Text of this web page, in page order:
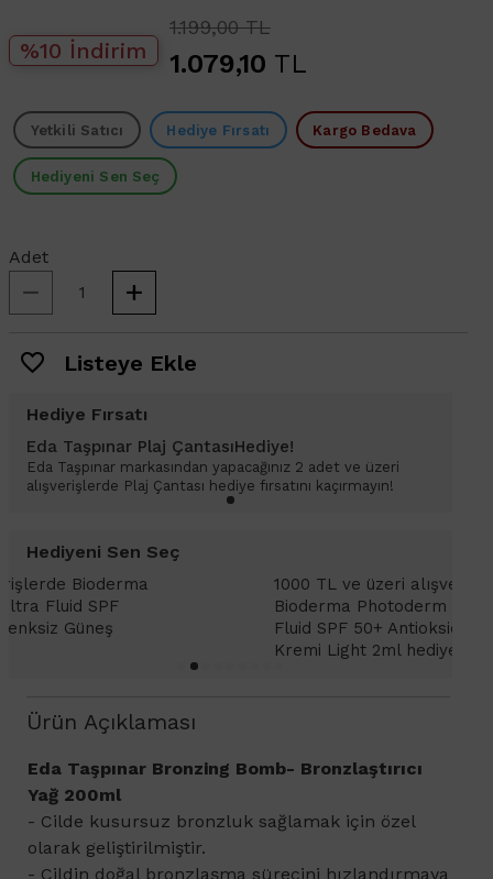
%10 İndirim
1.199,00 TL
1.079,10 TL
Yetkili Satıcı Hediye Fırsatı Kargo Bedava
Hediyeni Sen Seç
Adet
Listeye Ekle
Hediye Fırsatı
Eda Taşpınar Plaj ÇantasıHediye!
Eda Taşpınar markasından yapacağınız 2 adet ve üzeri
alışverişlerde Plaj Çantası hediye fırsatını kaçırmayın!
Hediyeni Sen Seç
1000 TL ve üzeri alışverişlerinizde
Bioderma Photoderm XDefense Ultra
Fluid SPF 50+ Antioksidan Renkli Güneş
Ürün Açıklaması
Eda Taşpınar Bronzing Bomb- Bronzlaştırıcı
Yağ 200ml
- Cilde kusursuz bronzluk sağlamak için özel
olarak geliştirilmiştir.
- Cildin doğal bronzlaşma sürecini hızlandırmaya